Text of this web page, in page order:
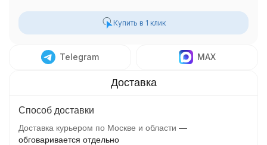
Купить в 1 клик
Telegram MAX
Способ доставки
Доставка курьером по Москве и области
обговаривается отдельно